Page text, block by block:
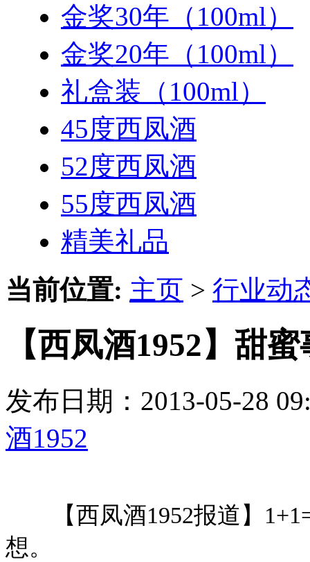
金奖30年（100ml）
金奖20年（100ml）
礼盒装（100ml）
45度西凤酒
52度西凤酒
55度西凤酒
精美礼品
当前位置: 主页 > 行业动
【西凤酒1952】甜
发布日期：2013-05-28
酒1952
【西凤酒1952报道】
想。